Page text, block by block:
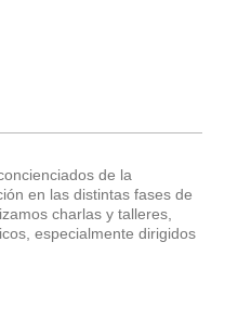
de la
en las distintas fases de
charlas y talleres,
especialmente dirigidos